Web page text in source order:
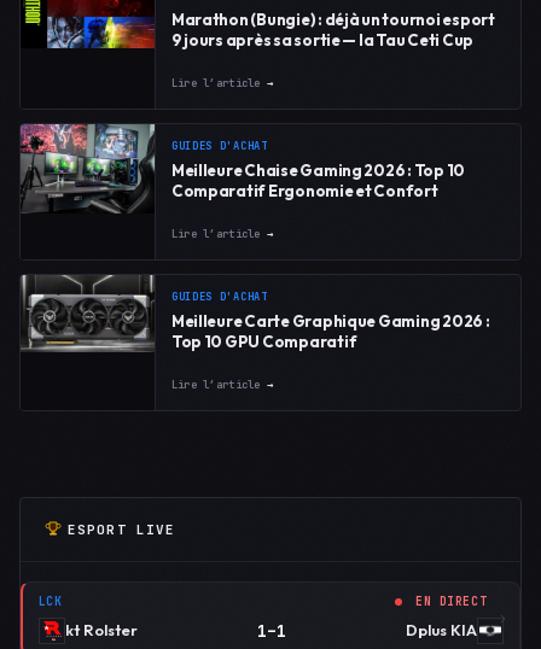
Marathon (Bungie) : déjà un tournoi esport
9 jours après sa sortie — la Tau Ceti Cup
Lire l’article →
GUIDES D'ACHAT
Meilleure Chaise Gaming 2026 : Top 10
Comparatif Ergonomie et Confort
Lire l’article →
GUIDES D'ACHAT
Meilleure Carte Graphique Gaming 2026 :
Top 10 GPU Comparatif
Lire l’article →
ESPORT LIVE
LCK EN DIRECT
kt Rolster 1–1 Dplus KIA